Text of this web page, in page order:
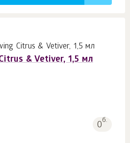
& Vetiver, 1,5 мл
0б.